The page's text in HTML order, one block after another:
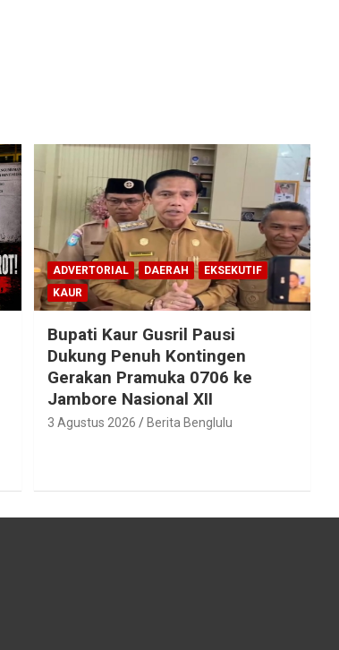
ADVERTORIAL DAERAH
EKSEKUTIF
KAUR
Bupati Kaur Gusril Pausi
Dukung Penuh Kontingen
Gerakan Pramuka 0706 ke
Jambore Nasional XII
3 Agustus 2026 Berita Benglulu